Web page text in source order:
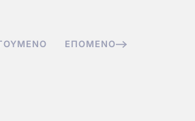
ΕΠΌΜΕΝΟ